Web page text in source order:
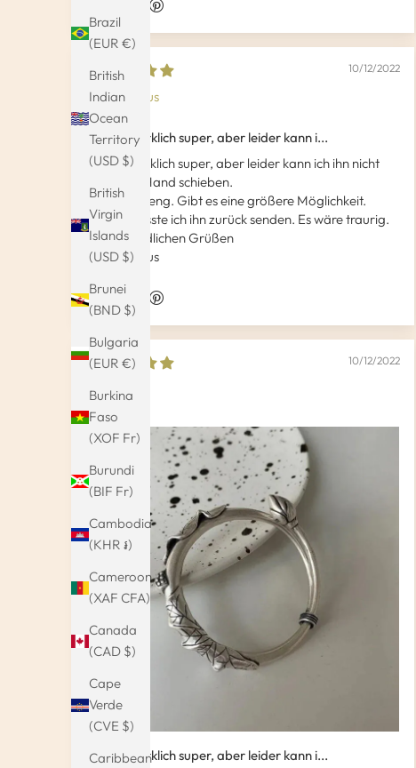
Brazil
(EUR €)
British
Indian
Ocean
Territory
(USD $)
British
Virgin
Islands
(USD $)
Brunei
(BND $)
Bulgaria
(EUR €)
Burkina
Faso
(XOF Fr)
Burundi
(BIF Fr)
Cambodia
(KHR ៛)
Cameroon
(XAF CFA)
Canada
(CAD $)
Cape
Verde
(CVE $)
Caribbean
10/12/2022
Jutta Kraus
Der ist wirklich super, aber leider kann i...
Der ist wirklich super, aber leider kann ich ihn nicht
über die Hand schieben.
Leider zu eng. Gibt es eine größere Möglichkeit.
Sonst müsste ich ihn zurück senden. Es wäre traurig.
Mit freundlichen Grüßen
Jutta Kraus
10/12/2022
Marie
Der ist wirklich super, aber leider kann i...